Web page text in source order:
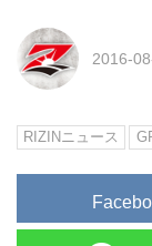
2016-
RIZINニュース